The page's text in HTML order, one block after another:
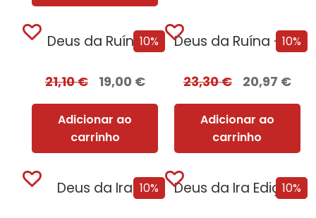
10%
Deus da Ruína
21,10€ 19,00 €
Adicionar ao
carrinho
10%
Deus da Ruína – Edição com EDGES
23,30€ 20,97 €
Adicionar ao
carrinho
10%
Deus da Ira 10%
Deus da Ira Edição com EDGES